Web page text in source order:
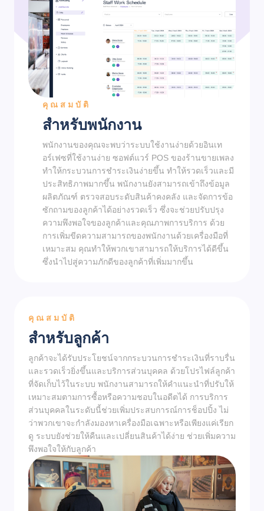
คุณสมบัติ
สำหรับพนักงาน
พนักงานของคุณจะพบว่าระบบใช้งานง่ายด้วยอินเท
อร์เฟซที่ใช้งานง่าย ซอฟต์แวร์ POS ของร้านขายเพลง
ทำให้กระบวนการชำระเงินง่ายขึ้น ทำให้รวดเร็วและมี
ประสิทธิภาพมากขึ้น พนักงานยังสามารถเข้าถึงข้อมูล
ผลิตภัณฑ์ ตรวจสอบระดับสินค้าคงคลัง และจัดการข้อ
ซักถามของลูกค้าได้อย่างรวดเร็ว ซึ่งจะช่วยปรับปรุง
ความพึงพอใจของลูกค้าและคุณภาพการบริการ ด้วย
การเพิ่มขีดความสามารถของพนักงานด้วยเครื่องมือที่
เหมาะสม คุณทำให้พวกเขาสามารถให้บริการได้ดีขึ้น
ซึ่งนำไปสู่ความภักดีของลูกค้าที่เพิ่มมากขึ้น
คุณสมบัติ
สำหรับลูกค้า
ลูกค้าจะได้รับประโยชน์จากกระบวนการชำระเงินที่ราบรื่น
และรวดเร็วยิ่งขึ้นและบริการส่วนบุคคล ด้วยโปรไฟล์ลูกค้า
ที่จัดเก็บไว้ในระบบ พนักงานสามารถให้คำแนะนำที่ปรับให้
เหมาะสมตามการซื้อหรือความชอบในอดีตได้ การบริการ
ส่วนบุคคลในระดับนี้ช่วยเพิ่มประสบการณ์การช็อปปิ้ง ไม่
ว่าพวกเขาจะกำลังมองหาเครื่องมือเฉพาะหรือเพียงแค่เรียก
ดู ระบบยังช่วยให้คืนและเปลี่ยนสินค้าได้ง่าย ช่วยเพิ่มความ
พึงพอใจให้กับลูกค้า